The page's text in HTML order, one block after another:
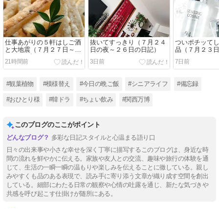
仕事あがりの５軒はしご酒
と大地震（７月２７日～２
８日の日記）
21時間前
抜いてすっきり（７月２４
日の夜～２６日の日記）
3日前
ついポチッて
品（７月２３
7日前
#観葉植物 #模様替え #今日の晩ご飯 #シニアライフ #備忘録
#おひとり様 #韓ドラ #ちょい飲み #関西万博
このブログのここがポイント
多彩な日記スタイルと心温まる語り口
日々の出来事や小さな幸せを深く丁寧に描写するこのブログは、身近な時
間の流れを鮮やかに伝える。家族や友人との交流、趣味や旅行の体験を通
じて、生活の一瞬一瞬の温もりや楽しみを伝えることに徹している。親し
みやすくも品のある表現で、読み手に寄り添う文章が織り成す空間を創出
している。細部にわたる日常の観察や心情の吐露を通じ、新たな気づきや
共感を呼び起こす仕掛けが随所にある。